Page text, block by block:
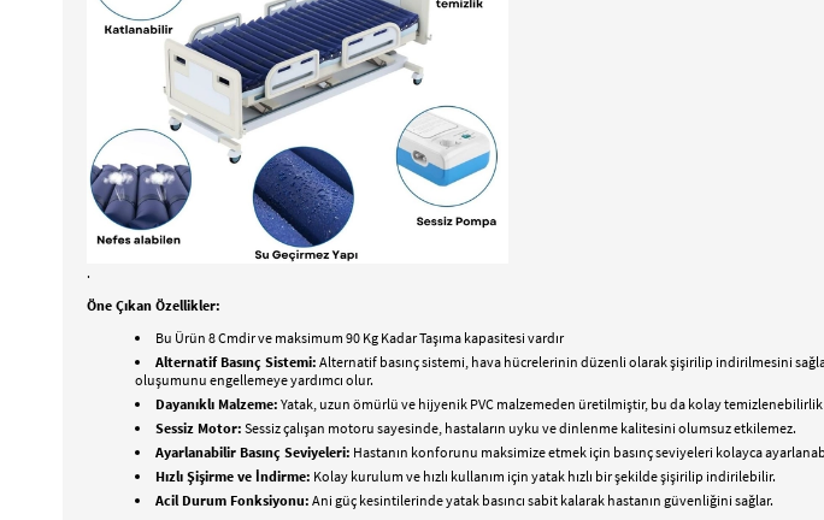
.
Öne Çıkan Özellikler:
Bu Ürün 8 Cmdir ve maksimum 90 Kg Kadar Taşıma kapasitesi vardır
Alternatif Basınç Sistemi: Alternatif basınç sistemi, hava hücrelerinin düzenli olarak şişirilip indirilmesini
oluşumunu engellemeye yardımcı olur.
Dayanıklı Malzeme: Yatak, uzun ömürlü ve hijyenik PVC malzemeden üretilmiştir, bu da kolay temizlenebilirlik
Sessiz Motor: Sessiz çalışan motoru sayesinde, hastaların uyku ve dinlenme kalitesini olumsuz etkilemez.
Ayarlanabilir Basınç Seviyeleri: Hastanın konforunu maksimize etmek için basınç seviyeleri kolayca
Hızlı Şişirme ve İndirme: Kolay kurulum ve hızlı kullanım için yatak hızlı bir şekilde şişirilip indirilebilir.
Acil Durum Fonksiyonu: Ani güç kesintilerinde yatak basıncı sabit kalarak hastanın güvenliğini sağlar.